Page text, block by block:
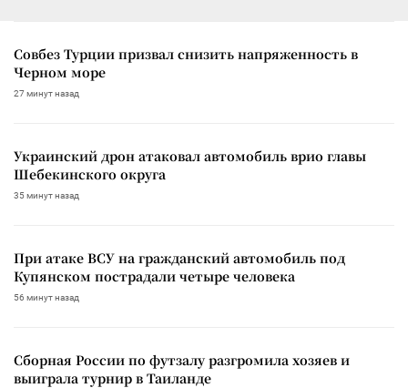
Совбез Турции призвал снизить напряженность в
Черном море
27 минут назад
Украинский дрон атаковал автомобиль врио главы
Шебекинского округа
35 минут назад
При атаке ВСУ на гражданский автомобиль под
Купянском пострадали четыре человека
56 минут назад
Сборная России по футзалу разгромила хозяев и
выиграла турнир в Таиланде